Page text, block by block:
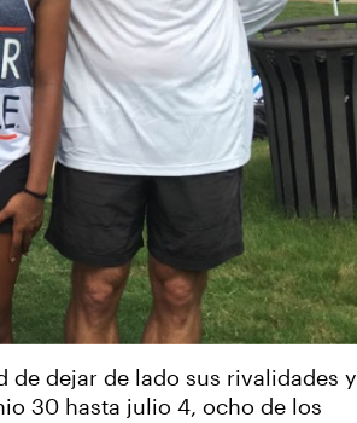
de dejar de lado sus rivalidades y
30 hasta julio 4, ocho de los